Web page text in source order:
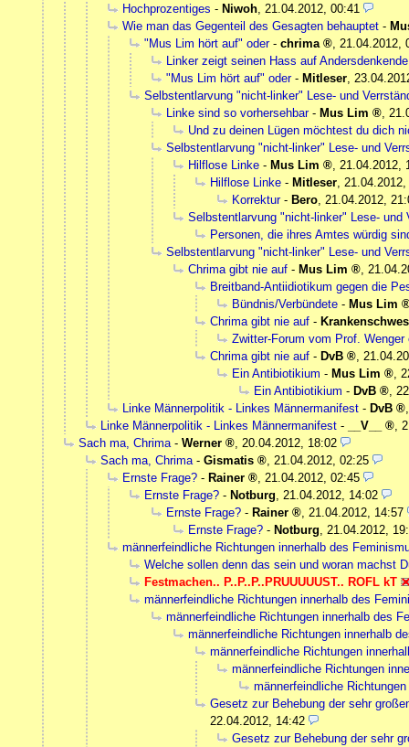
Hochprozentiges - Niwoh 21.04.2012, 00:41
Wie man das Gegenteil des Gesagten behauptet -
"Mus Lim hört auf" oder- chrima
21.04.2012,
Linker zeigt seinen Hass auf
"Mus Lim hört auf" oder- Mitleser
Selbstentlarvung "nicht-linker" Lese- und
Linke sind so vorhersehbar- Mus Lim
Und zu deinen Lügen möchtest du dich
Selbstentlarvung "nicht-linker" Lese- und
Hilflose Linke - Mus Lim
21.04.2012,
Hilflose Linke - Mitleser
Korrektur- Bero 21.04.2012,
Selbstentlarvung "nicht-linker" Lese- und
Personen, die ihres Amtes würdig
Selbstentlarvung "nicht-linker" Lese- und
Chrima gibt nie auf - Mus Lim
Breitband-Antiidiotikum gegen die
Bündnis/Verbündete - Mus Lim
Chrima gibt nie auf -
Zwitter-Forum vom Prof. Wenger
Chrima gibt nie auf - DvB
Ein Antibiotikium - Mus Lim
Ein Antibiotikium - DvB
Linke Männerpolitik - Linkes Männermanifest - DvB
Linke Männerpolitik - Linkes Männermanifest - __V__
Sach ma, Chrima - Werner
20.04.2012, 18:02
Sach ma, Chrima - Gismatis
21.04.2012, 02:25
Ernste Frage? - Rainer
21.04.2012, 02:45
Ernste Frage? - Notburg
21.04.2012, 14:02
Ernste Frage? - Rainer
21.04.2012, 14:57
Ernste Frage? - Notburg
21.04.2012,
männerfeindliche Richtungen innerhalb des
Welche sollen denn das sein und woran machst
Festmachen.. P..P..P..PRUUUUUST.. ROFL kT
männerfeindliche Richtungen innerhalb des
männerfeindliche Richtungen innerhalb des
männerfeindliche Richtungen innerhalb
männerfeindliche Richtungen
männerfeindliche Richtungen
männerfeindliche
Gesetz zur Behebung der sehr
22.04.2012, 14:42
Gesetz zur Behebung der sehr